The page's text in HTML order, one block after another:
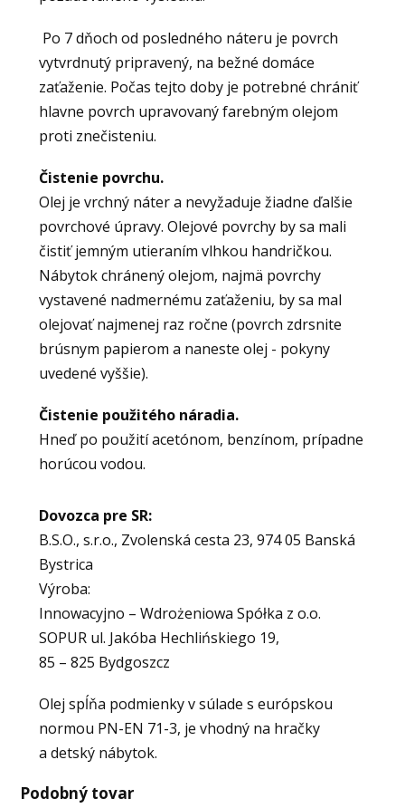
Po 7 dňoch od posledného náteru je povrch
vytvrdnutý pripravený, na bežné domáce
zaťaženie. Počas tejto doby je potrebné chrániť
hlavne povrch upravovaný farebným olejom
proti znečisteniu.
Čistenie povrchu.
Olej je vrchný náter a nevyžaduje žiadne ďalšie
povrchové úpravy. Olejové povrchy by sa mali
čistiť jemným utieraním vlhkou handričkou.
Nábytok chránený olejom, najmä povrchy
vystavené nadmernému zaťaženiu, by sa mal
olejovať najmenej raz ročne (povrch zdrsnite
brúsnym papierom a naneste olej - pokyny
uvedené vyššie).
Čistenie použitého náradia.
Hneď po použití acetónom, benzínom, prípadne
horúcou vodou.
Dovozca pre SR:
B.S.O., s.r.o., Zvolenská cesta 23, 974 05 Banská
Bystrica
Výroba:
Innowacyjno – Wdrożeniowa Spółka z o.o.
SOPUR ul. Jakóba Hechlińskiego 19,
85 – 825 Bydgoszcz
Olej spĺňa podmienky v súlade s európskou
normou PN-EN 71-3, je vhodný na hračky
a detský nábytok.
Podobný tovar